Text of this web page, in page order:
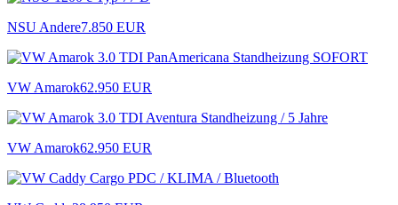
NSU Andere7.850 EUR
VW Amarok62.950 EUR
VW Amarok62.950 EUR